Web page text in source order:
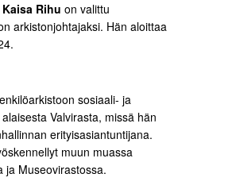
Kaisa Rihu on valittu
arkistonjohtajaksi. Hän aloittaa
sosiaali- ja
Valvirasta, missä hän
erityisasiantuntijana.
muun muassa
ja Museovirastossa.